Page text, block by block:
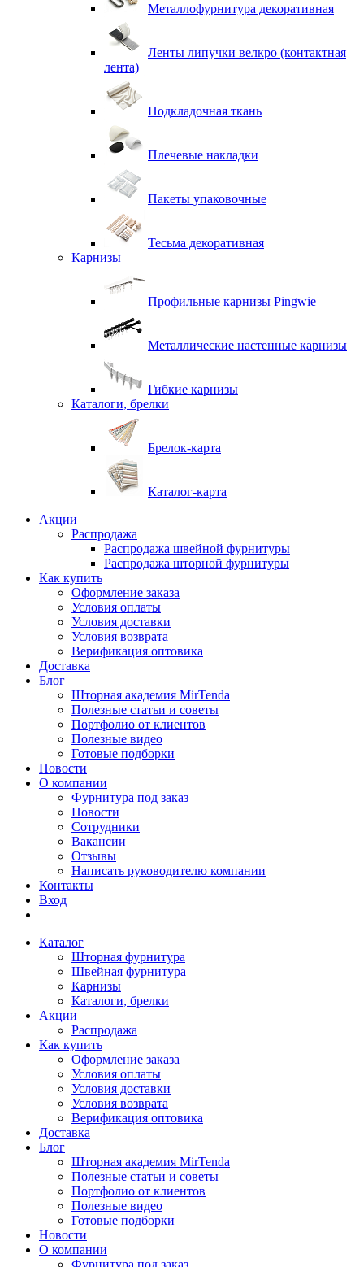
Металлофурнитура декоративная
Ленты липучки велкро (контактная
лента)
Подкладочная ткань
Плечевые накладки
Пакеты упаковочные
Тесьма декоративная
Карнизы
Профильные карнизы Pingwie
Металлические настенные карнизы
Гибкие карнизы
Каталоги, брелки
Брелок-карта
Каталог-карта
Акции
Распродажа
Распродажа швейной фурнитуры
Распродажа шторной фурнитуры
Как купить
Оформление заказа
Условия оплаты
Условия доставки
Условия возврата
Верификация оптовика
Доставка
Блог
Шторная академия MirTenda
Полезные статьи и советы
Портфолио от клиентов
Полезные видео
Готовые подборки
Новости
О компании
Фурнитура под заказ
Новости
Сотрудники
Вакансии
Отзывы
Написать руководителю компании
Контакты
Вход
Каталог
Шторная фурнитура
Швейная фурнитура
Карнизы
Каталоги, брелки
Акции
Распродажа
Как купить
Оформление заказа
Условия оплаты
Условия доставки
Условия возврата
Верификация оптовика
Доставка
Блог
Шторная академия MirTenda
Полезные статьи и советы
Портфолио от клиентов
Полезные видео
Готовые подборки
Новости
О компании
Фурнитура под заказ